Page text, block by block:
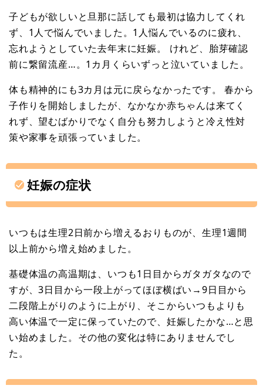
子どもが欲しいと旦那に話しても最初は協力してくれ
ず、1人で悩んでいました。1人悩んでいるのに疲れ、
忘れようとしていた去年末に妊娠。 けれど、胎芽確認
前に繋留流産…。1カ月くらいずっと泣いていました。
体も精神的にも3カ月は元に戻らなかったです。 春から
子作りを開始しましたが、なかなか赤ちゃんは来てく
れず、望むばかりでなく自分も努力しようと冷え性対
策や家事を頑張っていました。
妊娠の症状
いつもは生理2日前から増えるおりものが、生理1週間
以上前から増え始めました。
基礎体温の高温期は、いつも1日目からガタガタなので
すが、3日目から一段上がってほぼ横ばい→9日目から
二段階上がりのように上がり、そこからいつもよりも
高い体温で一定に保っていたので、妊娠したかな…と思
い始めました。その他の変化は特にありませんでし
た。